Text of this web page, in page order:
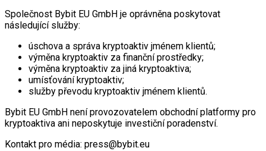
Společnost Bybit EU GmbH je oprávněna poskytovat
následující služby:
úschova a správa kryptoaktiv jménem klientů;
výměna kryptoaktiv za finanční prostředky;
výměna kryptoaktiv za jiná kryptoaktiva;
umísťování kryptoaktiv;
služby převodu kryptoaktiv jménem klientů.
Bybit EU GmbH není provozovatelem obchodní platformy pro
kryptoaktiva ani neposkytuje investiční poradenství.
Kontakt pro média: press@bybit.eu